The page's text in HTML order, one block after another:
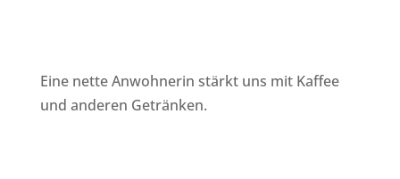
Eine nette Anwohnerin stärkt uns mit Kaffee
und anderen Getränken.